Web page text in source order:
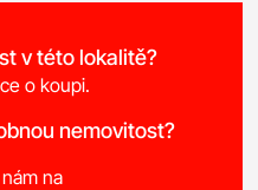
v této lokalitě?
o koupi.
nemovitost?
na